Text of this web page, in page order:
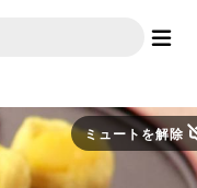
ミュートを解除